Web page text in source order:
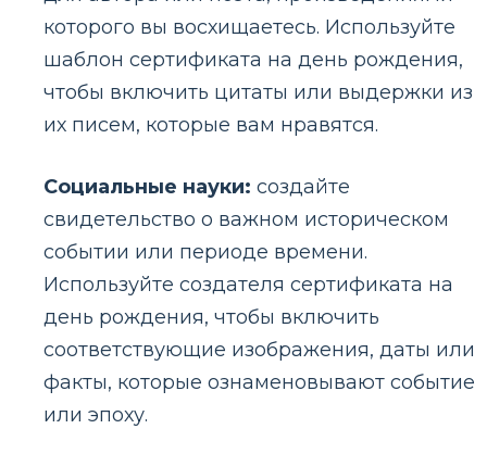
которого вы восхищаетесь. Используйте
шаблон сертификата на день рождения,
чтобы включить цитаты или выдержки из
их писем, которые вам нравятся.
Социальные науки: создайте
свидетельство о важном историческом
событии или периоде времени.
Используйте создателя сертификата на
день рождения, чтобы включить
соответствующие изображения, даты или
факты, которые ознаменовывают событие
или эпоху.